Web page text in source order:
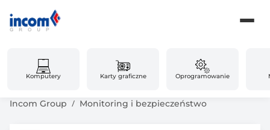
Komputery Karty graficzne Oprogramowanie
Incom Group Monitoring i bezpieczeństwo